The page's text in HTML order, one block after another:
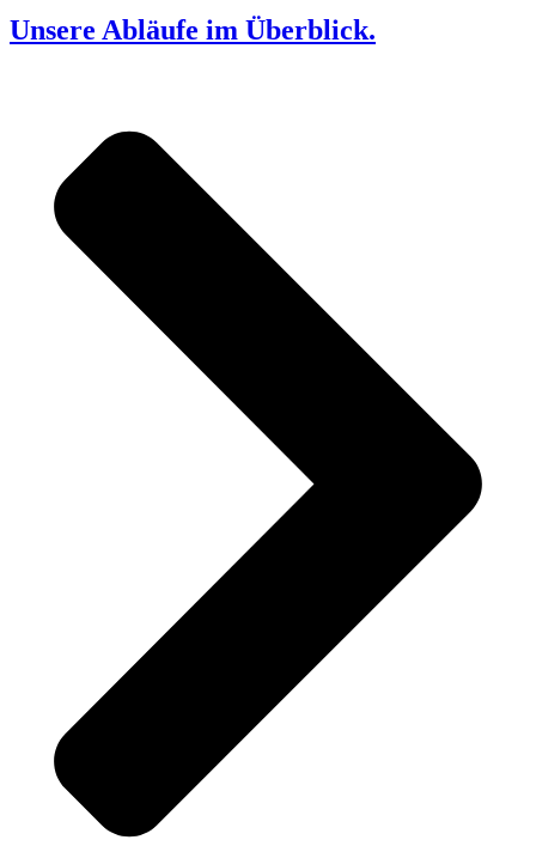
Unsere Abläufe im Überblick.